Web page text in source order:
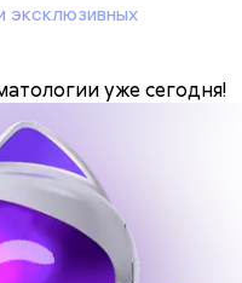
эксклюзивных
уже сегодня!